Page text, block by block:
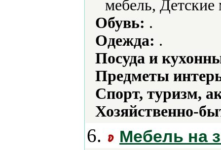
мебель, Детские
Обувь: .
Одежда: .
Посуда и
Предметы
Спорт, туризм,
Хозяйственно-
6. Мебель на